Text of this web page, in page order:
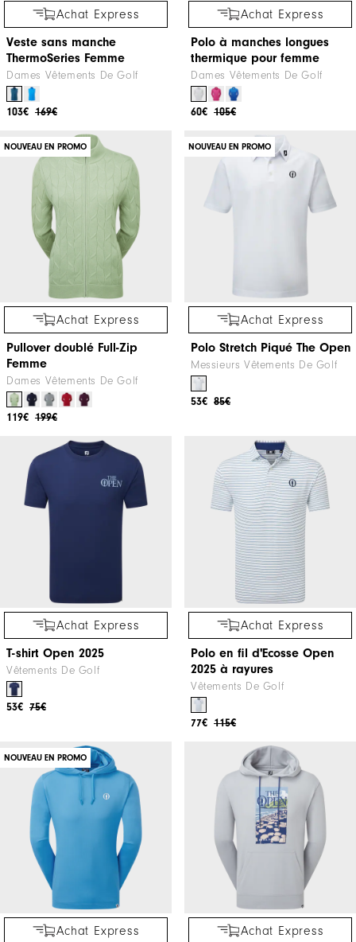
Achat Express
Veste sans manche
ThermoSeries Femme
Dames Vêtements De Golf
169€
103€
Achat Express
Polo à manches longues
thermique pour femme
Dames Vêtements De Golf
105€
60€
NOUVEAU EN PROMO
Achat Express
Pullover doublé Full-Zip
Femme
Dames Vêtements De Golf
199€
119€
NOUVEAU EN PROMO
Achat Express
Polo Stretch Piqué The Open
Messieurs Vêtements De Golf
85€
53€
Achat Express
T-shirt Open 2025
Vêtements De Golf
75€
53€
Achat Express
Polo en fil d'Ecosse Open
2025 à rayures
Vêtements De Golf
115€
77€
NOUVEAU EN PROMO
Achat Express
Achat Express